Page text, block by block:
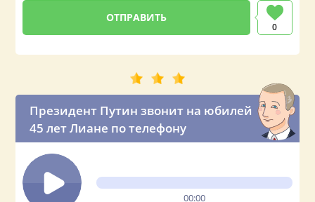
0
Президент Путин звонит на юбилей
45 лет Лиане по телефону
00:00